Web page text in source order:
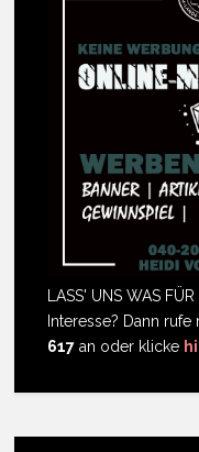
LASS' UNS WAS
Interesse? Dann
617 an oder klicke